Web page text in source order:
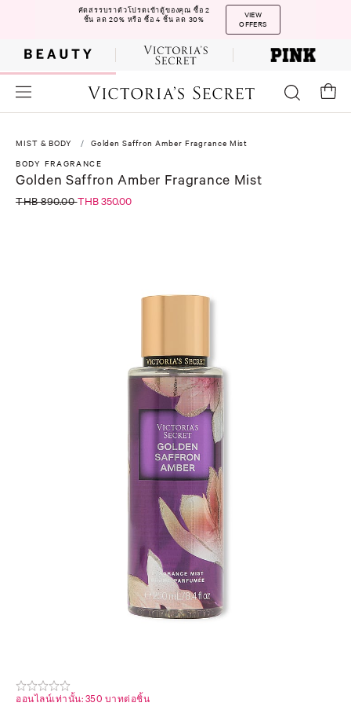
คัดสรรบราตัวโปรดเข้าตู้ของคุณ ซื้อ 2
ชิ้น ลด 20% หรือ ซื้อ 4 ชิ้น ลด 30%
VIEW
OFFERS
MIST & BODY
Golden Saffron Amber Fragrance Mist
BODY FRAGRANCE
Golden Saffron Amber Fragrance Mist
THB 890.00THB 350.00
ออนไลน์เท่านั้น: 350 บาทต่อชิ้น